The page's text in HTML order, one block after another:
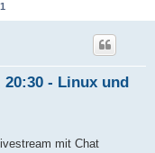
1
20:30 - Linux und
mit Chat